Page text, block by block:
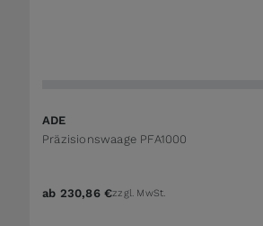
ADE
Präzisionswaage PFA1000
ab 230,86 €zzgl. MwSt.